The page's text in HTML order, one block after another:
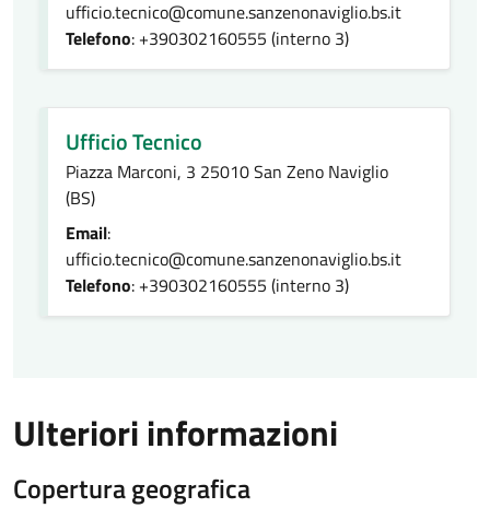
ufficio.tecnico@comune.sanzenonaviglio.bs.it
Telefono: +390302160555 (interno 3)
Ufficio Tecnico
Piazza Marconi, 3 25010 San Zeno Naviglio
(BS)
Email:
ufficio.tecnico@comune.sanzenonaviglio.bs.it
Telefono: +390302160555 (interno 3)
Ulteriori informazioni
Copertura geografica